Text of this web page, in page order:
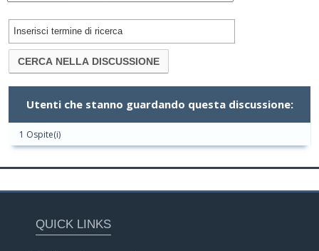
Utenti che stanno guardando questa discussione:
1 Ospite(i)
QUICK LINKS